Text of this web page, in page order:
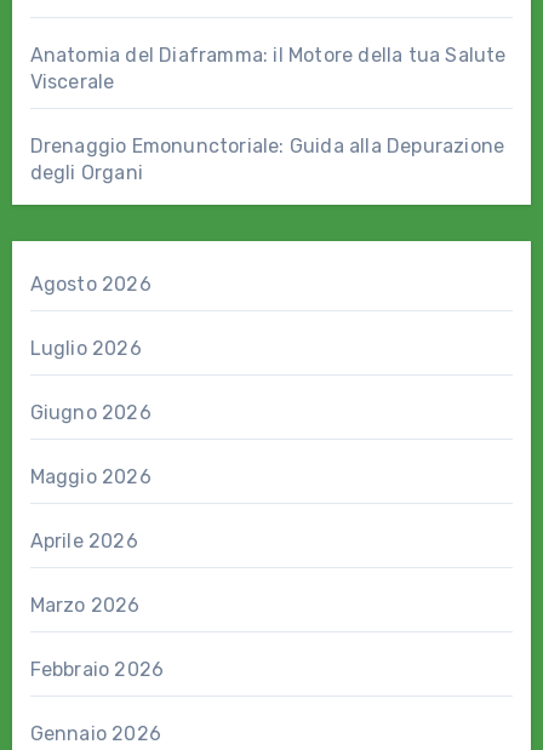
Anatomia del Diaframma: il Motore della tua Salute
Viscerale
Drenaggio Emonunctoriale: Guida alla Depurazione
degli Organi
Agosto 2026
Luglio 2026
Giugno 2026
Maggio 2026
Aprile 2026
Marzo 2026
Febbraio 2026
Gennaio 2026